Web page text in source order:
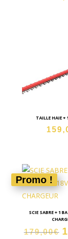
TAILLE HAIE +
Promo !
SCIE SABRE + 1
179,00€